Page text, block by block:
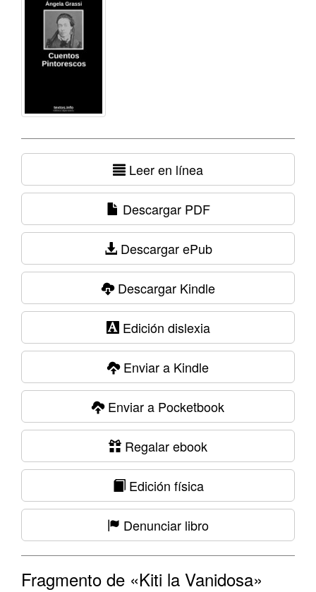
Leer en línea
Descargar PDF
Descargar ePub
Descargar Kindle
Edición dislexia
Enviar a Kindle
Enviar a Pocketbook
Regalar ebook
Edición física
Denunciar libro
Fragmento de «Kiti la Vanidosa»